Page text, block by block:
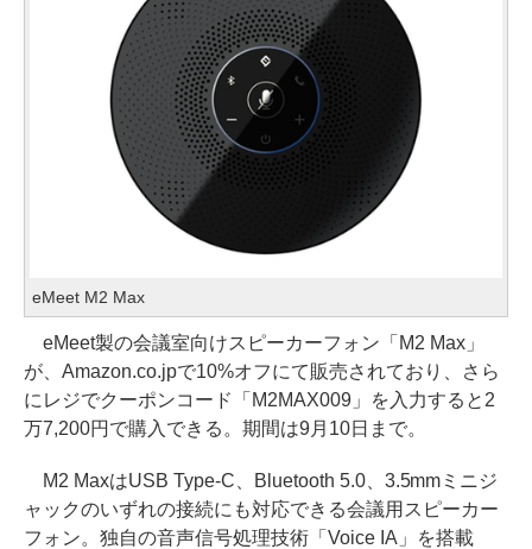
eMeet M2 Max
eMeet製の会議室向けスピーカーフォン「M2 Max」
が、Amazon.co.jpで10%オフにて販売されており、さら
にレジでクーポンコード「M2MAX009」を入力すると2
万7,200円で購入できる。期間は9月10日まで。
M2 MaxはUSB Type-C、Bluetooth 5.0、3.5mmミニジ
ャックのいずれの接続にも対応できる会議用スピーカー
フォン。独自の音声信号処理技術「Voice IA」を搭載